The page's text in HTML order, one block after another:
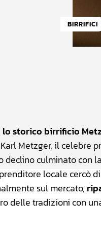
BIRRIFICI
lo storico birrificio
Metzger, il celebre
culminato con
locale cercò
sul mercato,
delle tradizioni con